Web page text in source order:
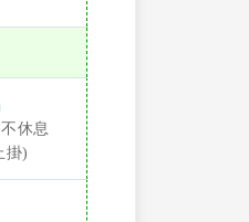
休息
掛)